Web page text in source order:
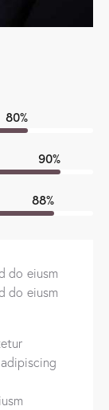
80%
90%
88%
do eiusm
do eiusm